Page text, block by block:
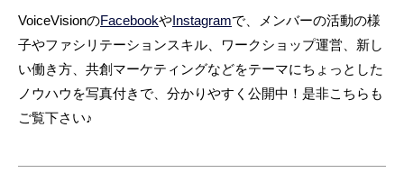
VoiceVisionのFacebookやInstagramで、メンバーの活動の様
子やファシリテーションスキル、ワークショップ運営、新し
い働き方、共創マーケティングなどをテーマにちょっとした
ノウハウを写真付きで、分かりやすく公開中！是非こちらも
ご覧下さい♪